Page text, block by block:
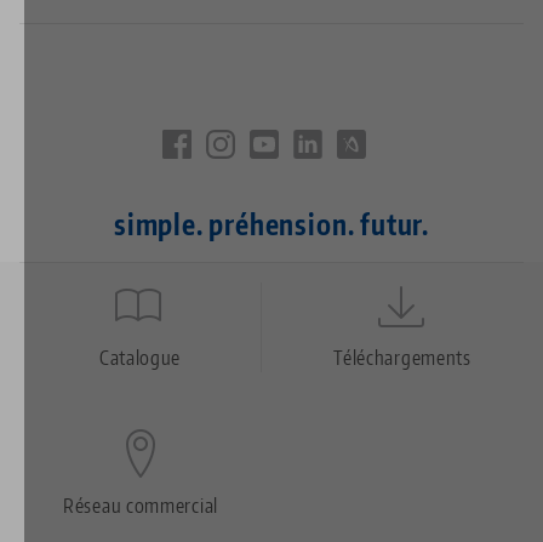
simple. préhension. futur.
Quicklinks
FooterCatalogue Téléchargements
Réseau commercial